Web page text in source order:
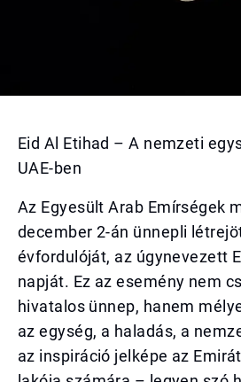
Eid Al Etihad – A nemzeti
UAE-ben
Az Egyesült Arab Emírségek
december 2-án ünnepli
évfordulóját, az úgynevezett
napját. Ez az esemény nem
hivatalos ünnep, hanem
az egység, a haladás, a
az inspiráció jelképe az